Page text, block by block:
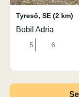
Tyresö, SE (2 km)
Bobil Adria
5 6